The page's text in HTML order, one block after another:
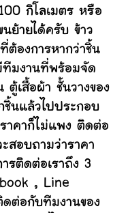
กิโลเมตร หรือ
ย้ายได้ครับ ข้าว
ต้องการหากว่าชิ้น
ทีมงานที่พร้อมจัด
ตู้เสื้อผ้า ชั้นวางของ
ชิ้นแล้วไปประกอบ
าคาก็ไม่แพง ติดต่อ
สอบถามว่าราคา
รติดต่อเราถึง 3
, Line
ต่อกับทีมงานของ